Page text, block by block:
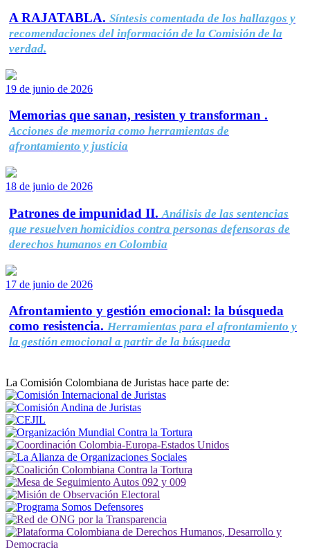
A RAJATABLA. Síntesis comentada de los hallazgos y
recomendaciones del información de la Comisión de la
verdad.
19 de junio de 2026
Memorias que sanan, resisten y transforman .
Acciones de memoria como herramientas de
afrontamiento y justicia
18 de junio de 2026
Patrones de impunidad II. Análisis de las sentencias
que resuelven homicidios contra personas defensoras de
derechos humanos en Colombia
17 de junio de 2026
Afrontamiento y gestión emocional: la búsqueda
como resistencia. Herramientas para el afrontamiento y
la gestión emocional a partir de la búsqueda
La Comisión Colombiana de Juristas hace parte de: